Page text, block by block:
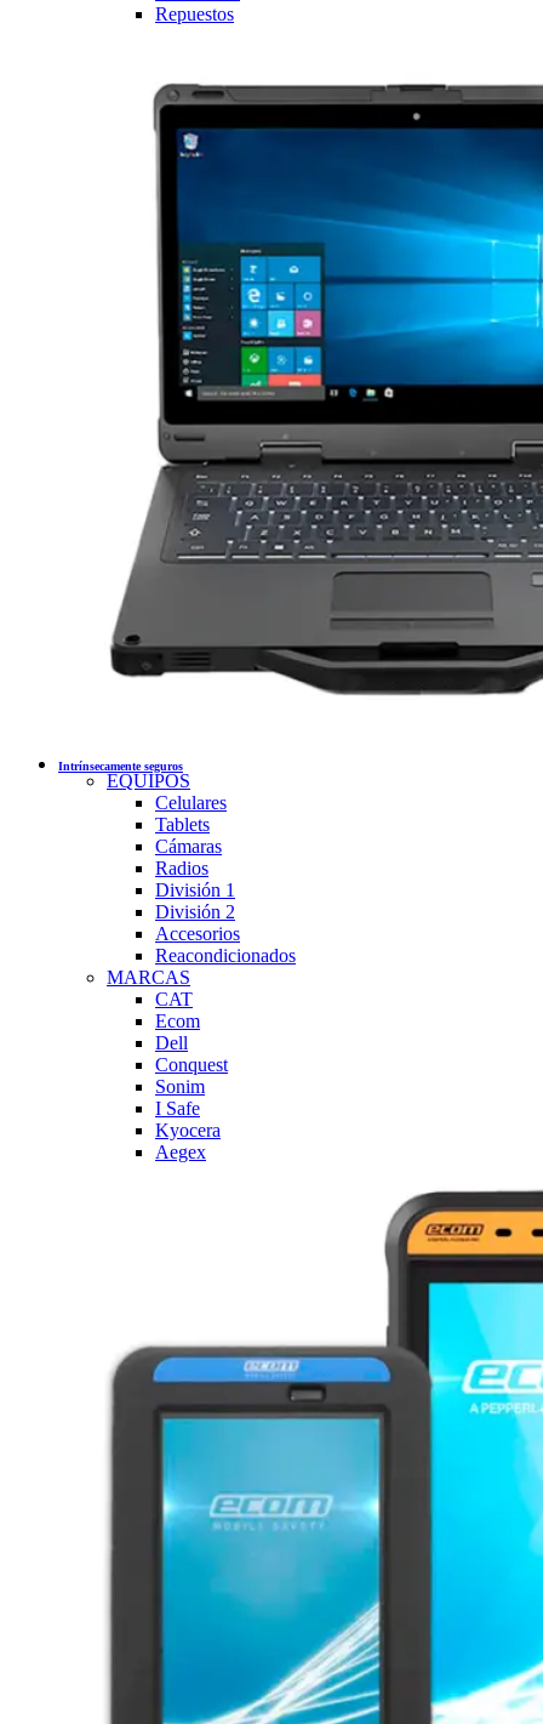
Repuestos
Intrínsecamente seguros
EQUIPOS
Celulares
Tablets
Cámaras
Radios
División 1
División 2
Accesorios
Reacondicionados
MARCAS
CAT
Ecom
Dell
Conquest
Sonim
I Safe
Kyocera
Aegex